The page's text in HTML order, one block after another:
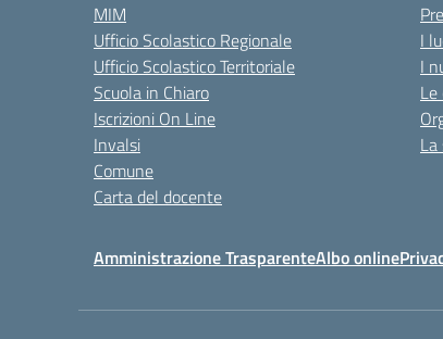
MIM
Ufficio Scolastico Regionale
Ufficio Scolastico Territoriale
Scuola in Chiaro
Iscrizioni On Line
Invalsi
Comune
Carta del docente
I
I
Amministrazione TrasparenteAlbo online